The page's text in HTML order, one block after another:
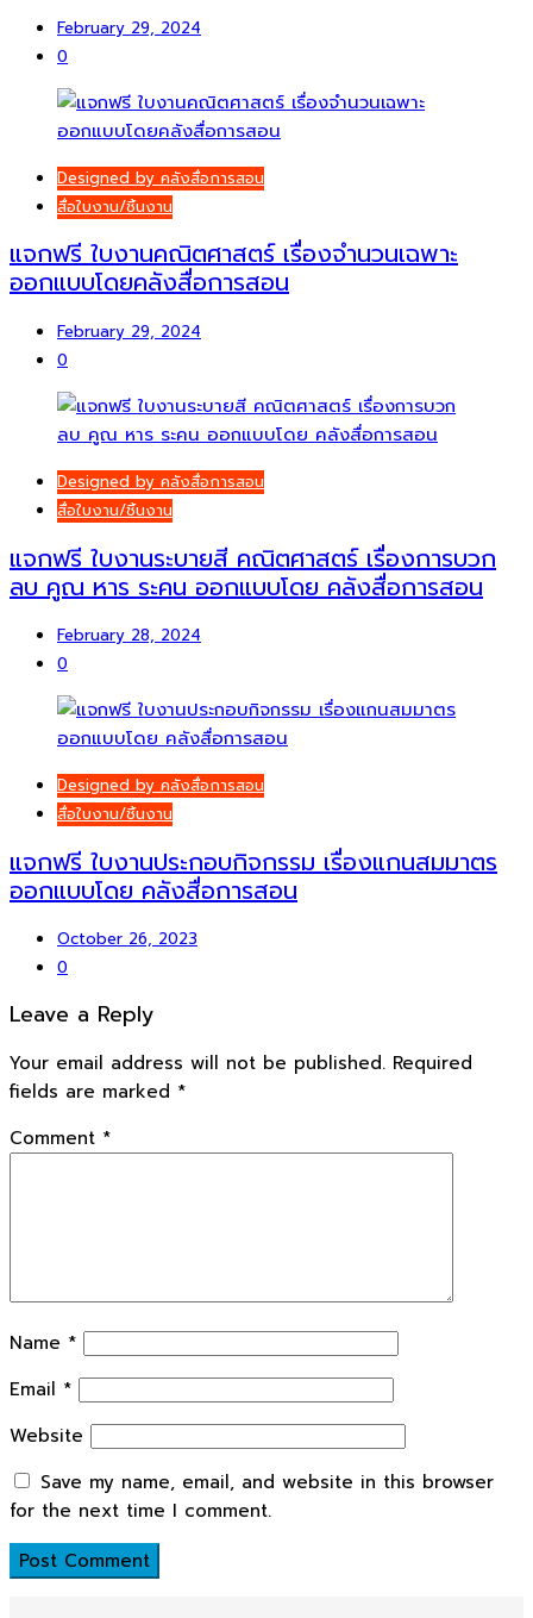
February 29, 2024
0
Designed by คลังสื่อการสอน
สื่อใบงาน/ชิ้นงาน
แจกฟรี ใบงานคณิตศาสตร์ เรื่องจำนวนเฉพาะ
ออกแบบโดยคลังสื่อการสอน
February 29, 2024
0
Designed by คลังสื่อการสอน
สื่อใบงาน/ชิ้นงาน
แจกฟรี ใบงานระบายสี คณิตศาสตร์ เรื่องการบวก
ลบ คูณ หาร ระคน ออกแบบโดย คลังสื่อการสอน
February 28, 2024
0
Designed by คลังสื่อการสอน
สื่อใบงาน/ชิ้นงาน
แจกฟรี ใบงานประกอบกิจกรรม เรื่องแกนสมมาตร
ออกแบบโดย คลังสื่อการสอน
October 26, 2023
0
Leave a Reply
Your email address will not be published. Required
fields are marked *
Comment *
Name *
Email *
Website
Save my name, email, and website in this browser
for the next time I comment.